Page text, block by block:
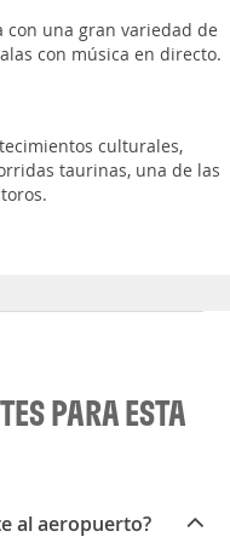
con una gran variedad de
con música en directo.
culturales,
taurinas, una de las
PARA ESTA
al aeropuerto?